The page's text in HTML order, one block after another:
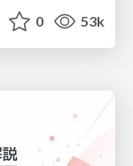
0 53k